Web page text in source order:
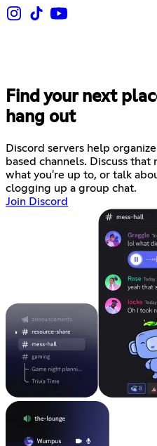
Find your next
hang out
Discord servers help
based channels. Discuss that
what you're up to, or talk
clogging up a group chat.
Join Discord